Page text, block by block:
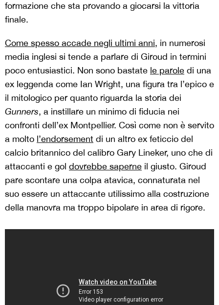
formazione che sta provando a giocarsi la vittoria
finale.
Come spesso accade negli ultimi anni, in numerosi
media inglesi si tende a parlare di Giroud in termini
poco entusiastici. Non sono bastate le parole di una
ex leggenda come Ian Wright, una figura tra l’epico e
il mitologico per quanto riguarda la storia dei
Gunners, a instillare un minimo di fiducia nei
confronti dell’ex Montpellier. Così come non è servito
a molto l’endorsement di un altro ex feticcio del
calcio britannico del calibro Gary Lineker, uno che di
attaccanti e gol dovrebbe saperne il giusto. Giroud
pare scontare una colpa atavica, connaturata nel
suo essere un attaccante utilissimo alla costruzione
della manovra ma troppo bipolare in area di rigore.